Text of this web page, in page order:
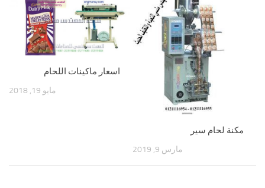
اسعار ماكينات اللحام
مايو 19, 2018
مكنة لحام سير
مارس 9, 2019